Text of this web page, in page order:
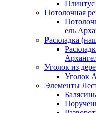
Потолочная
ель
Раскладка
Уголок из
Уголок
Элементы